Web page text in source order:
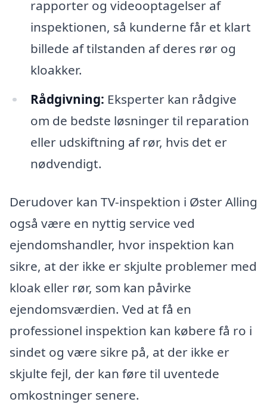
rapporter og videooptagelser af
inspektionen, så kunderne får et klart
billede af tilstanden af deres rør og
kloakker.
Rådgivning: Eksperter kan rådgive
om de bedste løsninger til reparation
eller udskiftning af rør, hvis det er
nødvendigt.
Derudover kan TV-inspektion i Øster Alling
også være en nyttig service ved
ejendomshandler, hvor inspektion kan
sikre, at der ikke er skjulte problemer med
kloak eller rør, som kan påvirke
ejendomsværdien. Ved at få en
professionel inspektion kan købere få ro i
sindet og være sikre på, at der ikke er
skjulte fejl, der kan føre til uventede
omkostninger senere.